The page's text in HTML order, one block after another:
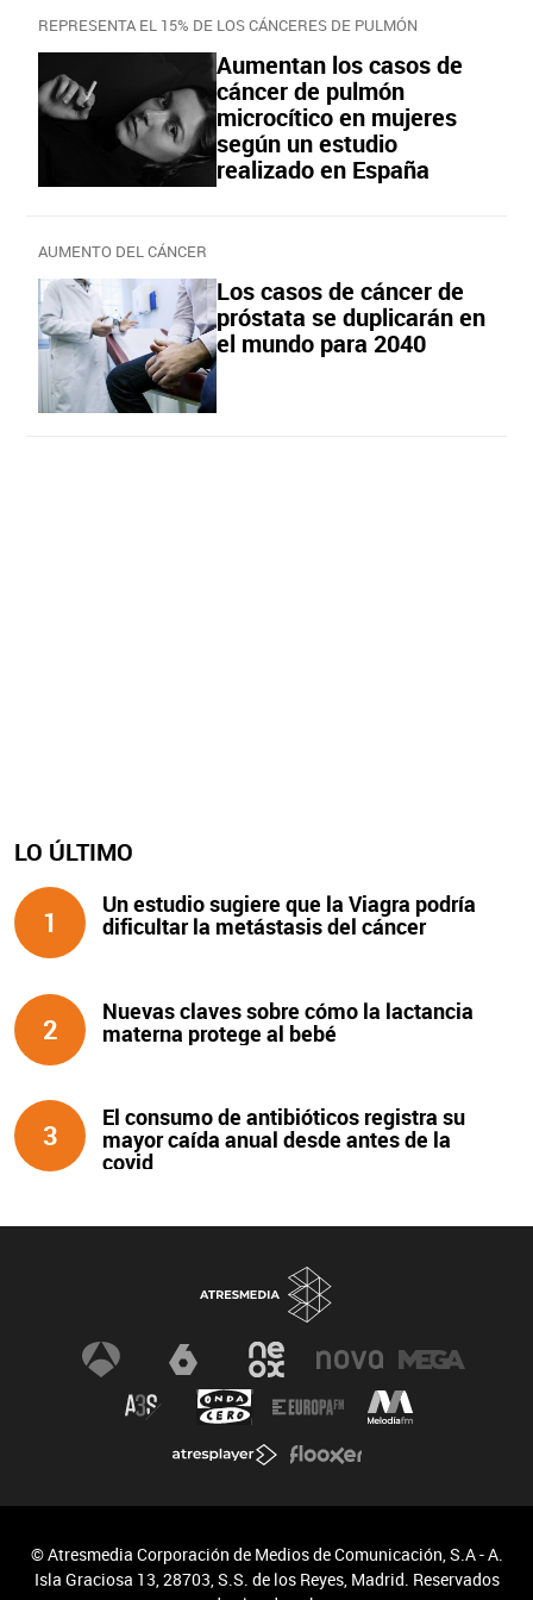
REPRESENTA EL 15% DE LOS CÁNCERES DE PULMÓN
Aumentan los casos de
cáncer de pulmón
microcítico en mujeres
según un estudio
realizado en España
AUMENTO DEL CÁNCER
Los casos de cáncer de
próstata se duplicarán en
el mundo para 2040
LO ÚLTIMO
1
Un estudio sugiere que la Viagra podría
dificultar la metástasis del cáncer
2
Nuevas claves sobre cómo la lactancia
materna protege al bebé
3
El consumo de antibióticos registra su
mayor caída anual desde antes de la
covid
© Atresmedia Corporación de Medios de Comunicación, S.A - A.
Isla Graciosa 13, 28703, S.S. de los Reyes, Madrid. Reservados